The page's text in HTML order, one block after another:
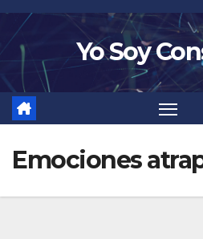
Saltar
contenido
Yo Soy
Emociones